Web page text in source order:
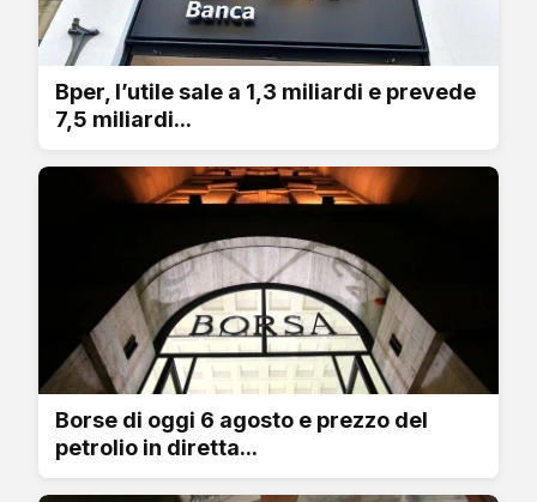
Bper, l’utile sale a 1,3 miliardi e prevede
7,5 miliardi...
Borse di oggi 6 agosto e prezzo del
petrolio in diretta...